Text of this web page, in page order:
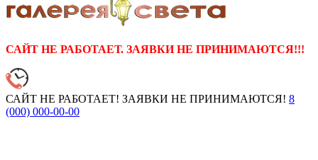
САЙТ НЕ РАБОТАЕТ. ЗАЯВКИ НЕ ПРИНИМАЮТСЯ!!!
САЙТ НЕ РАБОТАЕТ! ЗАЯВКИ НЕ ПРИНИМАЮТСЯ! 8
(000) 000-00-00